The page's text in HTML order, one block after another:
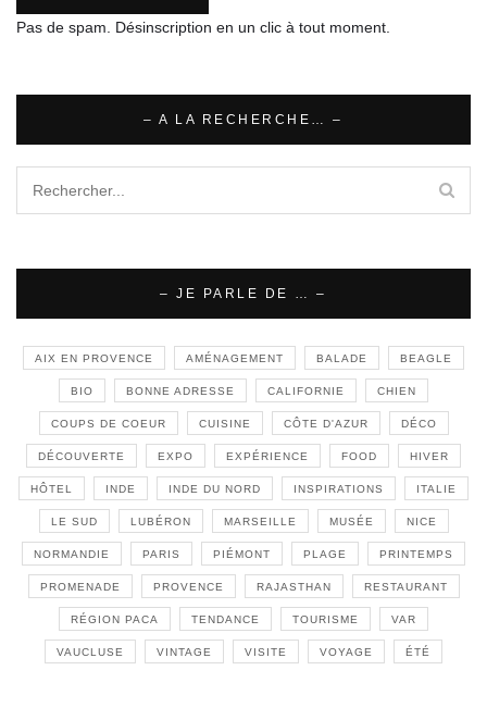
Pas de spam. Désinscription en un clic à tout moment.
– A LA RECHERCHE… –
– JE PARLE DE … –
AIX EN PROVENCE AMÉNAGEMENT BALADE BEAGLE
BIO BONNE ADRESSE CALIFORNIE CHIEN
COUPS DE COEUR CUISINE CÔTE D'AZUR DÉCO
DÉCOUVERTE EXPO EXPÉRIENCE FOOD HIVER
HÔTEL INDE INDE DU NORD INSPIRATIONS ITALIE
LE SUD LUBÉRON MARSEILLE MUSÉE NICE
NORMANDIE PARIS PIÉMONT PLAGE PRINTEMPS
PROMENADE PROVENCE RAJASTHAN RESTAURANT
RÉGION PACA TENDANCE TOURISME VAR
VAUCLUSE VINTAGE VISITE VOYAGE ÉTÉ